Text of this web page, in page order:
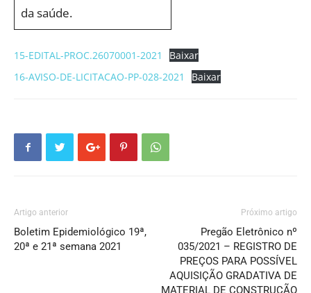
da saúde.
15-EDITAL-PROC.26070001-2021
Baixar
16-AVISO-DE-LICITACAO-PP-028-2021
Baixar
Artigo anterior
Boletim Epidemiológico 19ª,
20ª e 21ª semana 2021
Próximo artigo
Pregão Eletrônico nº
035/2021 – REGISTRO DE
PREÇOS PARA POSSÍVEL
AQUISIÇÃO GRADATIVA DE
MATERIAL DE CONSTRUÇÃO